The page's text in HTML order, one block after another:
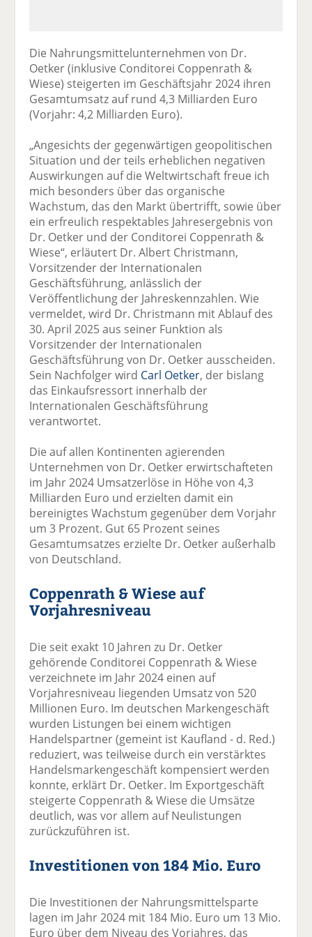
Die Nahrungsmittelunternehmen von Dr.
Oetker (inklusive Conditorei Coppenrath &
Wiese) steigerten im Geschäftsjahr 2024 ihren
Gesamtumsatz auf rund 4,3 Milliarden Euro
(Vorjahr: 4,2 Milliarden Euro).
„Angesichts der gegenwärtigen geopolitischen
Situation und der teils erheblichen negativen
Auswirkungen auf die Weltwirtschaft freue ich
mich besonders über das organische
Wachstum, das den Markt übertrifft, sowie über
ein erfreulich respektables Jahresergebnis von
Dr. Oetker und der Conditorei Coppenrath &
Wiese“, erläutert Dr. Albert Christmann,
Vorsitzender der Internationalen
Geschäftsführung, anlässlich der
Veröffentlichung der Jahreskennzahlen. Wie
vermeldet, wird Dr. Christmann mit Ablauf des
30. April 2025 aus seiner Funktion als
Vorsitzender der Internationalen
Geschäftsführung von Dr. Oetker ausscheiden.
Sein Nachfolger wird Carl Oetker, der bislang
das Einkaufsressort innerhalb der
Internationalen Geschäftsführung
verantwortet.
Die auf allen Kontinenten agierenden
Unternehmen von Dr. Oetker erwirtschafteten
im Jahr 2024 Umsatzerlöse in Höhe von 4,3
Milliarden Euro und erzielten damit ein
bereinigtes Wachstum gegenüber dem Vorjahr
um 3 Prozent. Gut 65 Prozent seines
Gesamtumsatzes erzielte Dr. Oetker außerhalb
von Deutschland.
Coppenrath & Wiese auf
Vorjahresniveau
Die seit exakt 10 Jahren zu Dr. Oetker
gehörende Conditorei Coppenrath & Wiese
verzeichnete im Jahr 2024 einen auf
Vorjahresniveau liegenden Umsatz von 520
Millionen Euro. Im deutschen Markengeschäft
wurden Listungen bei einem wichtigen
Handelspartner (gemeint ist Kaufland - d. Red.)
reduziert, was teilweise durch ein verstärktes
Handelsmarkengeschäft kompensiert werden
konnte, erklärt Dr. Oetker. Im Exportgeschäft
steigerte Coppenrath & Wiese die Umsätze
deutlich, was vor allem auf Neulistungen
zurückzuführen ist.
Investitionen von 184 Mio. Euro
Die Investitionen der Nahrungsmittelsparte
lagen im Jahr 2024 mit 184 Mio. Euro um 13 Mio.
Euro über dem Niveau des Vorjahres, das